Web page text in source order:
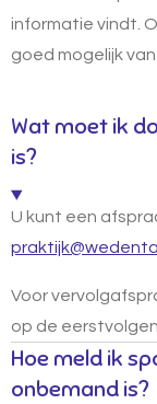
informatie vindt.
goed mogelijk
Wat moet ik
is?
U kunt een
Voor
op de
Hoe meld ik
onbemand is?